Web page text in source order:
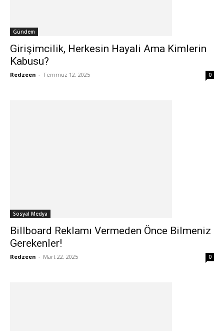
Gündem
Girişimcilik, Herkesin Hayali Ama Kimlerin
Kabusu?
Redzeen - Temmuz 12, 2025 0
Sosyal Medya
Billboard Reklamı Vermeden Önce Bilmeniz
Gerekenler!
Redzeen - Mart 22, 2025 0